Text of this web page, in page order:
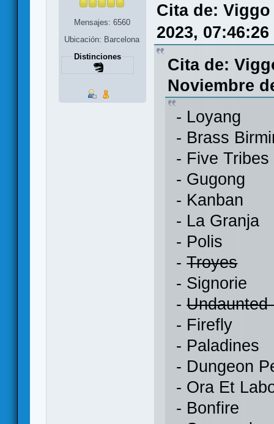
Mensajes: 6560
Ubicación: Barcelona
Distinciones
Cita de:
2023, 07:46:26
Cita de:
Noviembre
- Loyang
- Brass
- Five Tribes
- Gugong
- Kanban
- La Granja
- Polis
-Troyes
- Signorie
-Undaunted
- Firefly
- Paladines
- Dungeon
- Ora Et
- Bonfire